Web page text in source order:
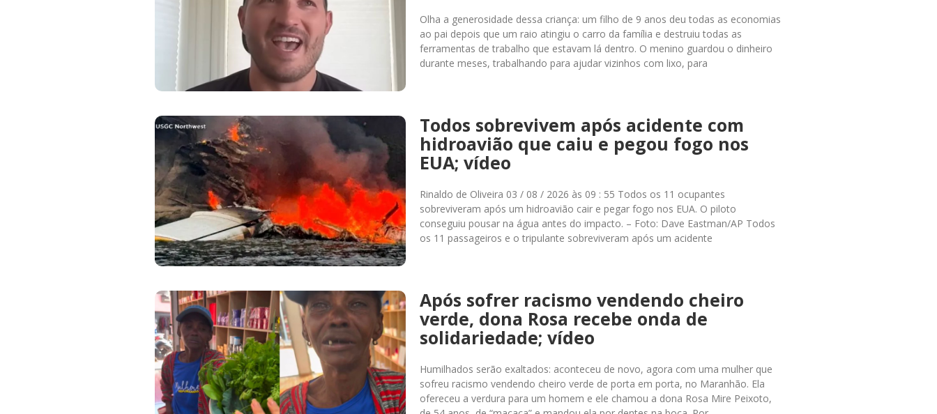
Olha a generosidade dessa criança: um filho de 9 anos deu todas as economias
ao pai depois que um raio atingiu o carro da família e destruiu todas as
ferramentas de trabalho que estavam lá dentro. O menino guardou o dinheiro
durante meses, trabalhando para ajudar vizinhos com lixo, para
Todos sobrevivem após acidente com
hidroavião que caiu e pegou fogo nos
EUA; vídeo
Rinaldo de Oliveira 03 / 08 / 2026 às 09 : 55 Todos os 11 ocupantes
sobreviveram após um hidroavião cair e pegar fogo nos EUA. O piloto
conseguiu pousar na água antes do impacto. – Foto: Dave Eastman/AP Todos
os 11 passageiros e o tripulante sobreviveram após um acidente
Após sofrer racismo vendendo cheiro
verde, dona Rosa recebe onda de
solidariedade; vídeo
Humilhados serão exaltados: aconteceu de novo, agora com uma mulher que
sofreu racismo vendendo cheiro verde de porta em porta, no Maranhão. Ela
ofereceu a verdura para um homem e ele chamou a dona Rosa Mire Peixoto,